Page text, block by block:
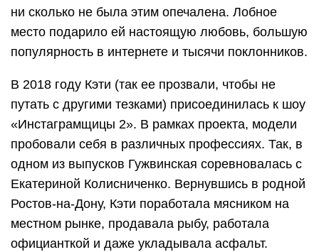
ни сколько не была этим опечалена. Лобное
место подарило ей настоящую любовь, большую
популярность в интернете и тысячи поклонников.
В 2018 году Кэти (так ее прозвали, чтобы не
путать с другими тезками) присоединилась к шоу
«Инстаграмщицы 2». В рамках проекта, модели
пробовали себя в различных профессиях. Так, в
одном из выпусков Гужвинская соревновалась с
Екатериной Колисниченко. Вернувшись в родной
Ростов-на-Дону, Кэти поработала мясником на
местном рынке, продавала рыбу, работала
официанткой и даже укладывала асфальт.